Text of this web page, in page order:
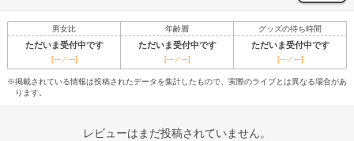
男女比 年齢層 グッズの待ち時間
ただいま受付中です ただいま受付中です ただいま受付中です
[---／---] [---／---] [---／---]
※掲載されている情報は投稿されたデータを集計したもので、実際のライブとは異なる場合があ
ります。
レビューはまだ投稿されていません。